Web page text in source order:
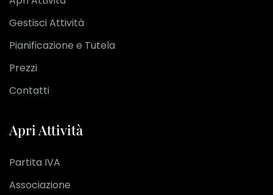
Gestisci Attività
Pianificazione e Tutela
Prezzi
Contatti
Apri Attività
Partita IVA
Associazione